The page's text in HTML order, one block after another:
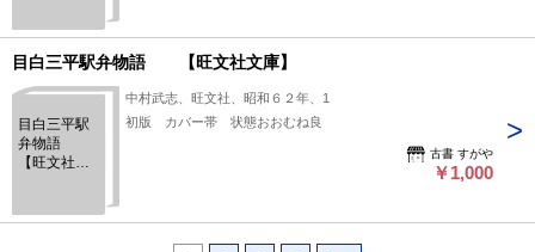
目白三平駅弁物語 【旺文社文庫】
目白三平駅
弁物語
【旺文社文
中村武志、旺文社、昭和６２年、1
初版 カバー帯 状態おおむね良
古書 すがや
￥1,000